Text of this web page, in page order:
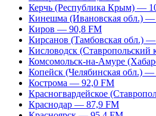
Керчь (Республика Крым) —
Кинешма (Ивановская обл.) —
Киров — 90,8 FM
Кирсанов (Тамбовская обл.)
Кисловодск
Комсомольск-на-Амуре
Копейск (Челябинская обл.)
Кострома — 92,0 FM
Красногвардейское
Краснодар — 87,9 FM